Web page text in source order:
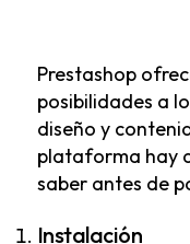
Prestashop
posibilidades a
diseño y
plataforma hay
saber antes de
Instalación